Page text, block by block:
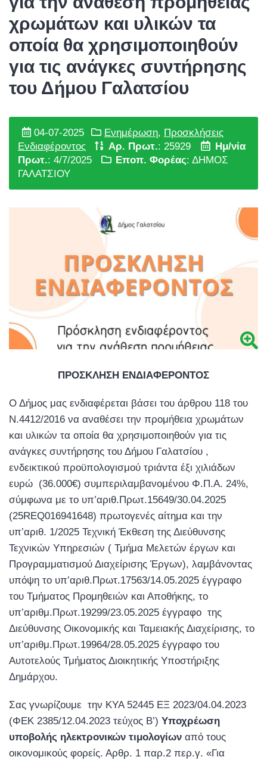
χρωμάτων και υλικών τα
οποία θα χρησιμοποιηθούν
για τις ανάγκες συντήρησης
του Δήμου Γαλατσίου
04-07-2025 Ενημέρωση, Προσκλήσεις
Ενδιαφέροντος
Αρ. Πρωτ.: 25929
Ημ/νία
Πρωτ.: 4/7/2025 Εποπ. Φορέας: ΔΗΜΟΣ
ΓΑΛΑΤΣΙΟΥ
ΠΡΟΣΚΛΗΣΗ ΕΝΔΙΑΦΕΡΟΝΤΟΣ
Ο Δήμος μας ενδιαφέρεται βάσει του άρθρου 118 του
Ν.4412/2016 να αναθέσει την προμήθεια χρωμάτων
και υλικών τα οποία θα χρησιμοποιηθούν για τις
ανάγκες συντήρησης του Δήμου Γαλατσίου ,
ενδεικτικού προϋπολογισμού τριάντα έξι χιλιάδων
ευρώ (36.000€) συμπεριλαμβανομένου Φ.Π.Α. 24%,
σύμφωνα με το υπ’αριθ.Πρωτ.15649/30.04.2025
(25REQ016941648) πρωτογενές αίτημα και την
υπ’αριθ. 1/2025 Τεχνική Έκθεση της Διεύθυνσης
Τεχνικών Υπηρεσιών ( Τμήμα Μελετών έργων και
Προγραμματισμού Διαχείρισης Έργων), λαμβάνοντας
υπόψη το υπ’αριθ.Πρωτ.17563/14.05.2025 έγγραφο
του Τμήματος Προμηθειών και Αποθήκης, το
υπ’αριθμ.Πρωτ.19299/23.05.2025 έγγραφο της
Διεύθυνσης Οικονομικής και Ταμειακής Διαχείρισης, το
υπ’αριθμ.Πρωτ.19964/28.05.2025 έγγραφο του
Αυτοτελούς Τμήματος Διοικητικής Υποστήριξης
Δημάρχου.
Σας γνωρίζουμε την ΚΥΑ 52445 ΕΞ 2023/04.04.2023
(ΦΕΚ 2385/12.04.2023 τεύχος Β’) Υποχρέωση
υποβολής ηλεκτρονικών τιμολογίων από τους
οικονομικούς φορείς. Αρθρ. 1 παρ.2 περ.γ. «Για